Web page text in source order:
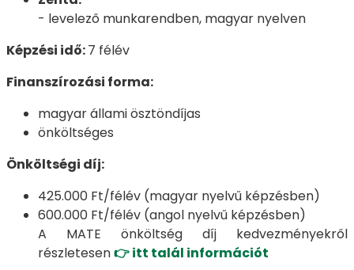
- levelező munkarendben, magyar nyelven
Képzési idő:7 félév
Finanszírozási forma:
magyar állami ösztöndíjas
önköltséges
Önköltségi díj:
425.000 Ft/félév (magyar nyelvű képzésben)
600.000 Ft/félév (angol nyelvű képzésben)
A MATE önköltség díj kedvezményekről
részletesen👉 itt talál információt